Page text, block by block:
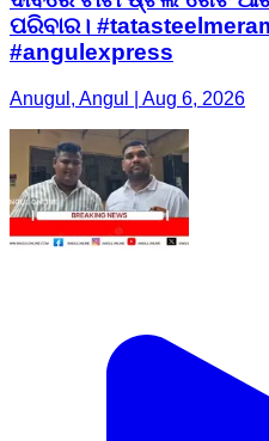
ପରିବାର।
#angulexpress
Anugul, Angul | Aug 6, 2026